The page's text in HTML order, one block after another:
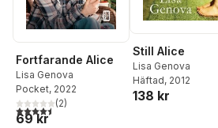
Fortfarande Alice
Lisa Genova
Pocket, 2022
4,5utav 5 stjärnor. Totalt antal röster:
(2)
69 kr
Still Alice
Lisa Genova
Häftad, 2012
138 kr